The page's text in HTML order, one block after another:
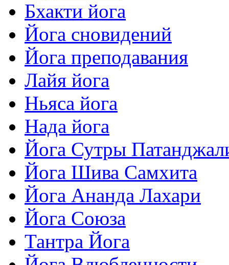
Бхакти йога
Йога сновидений
Йога преподавания
Лайя йога
Ньяса йога
Нада йога
Йога Сутры
Йога Шива Самхита
Йога Ананда Лахари
Йога Союза
Тантра Йога